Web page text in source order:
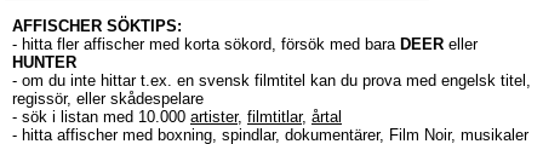
AFFISCHER SÖKTIPS:
- hitta fler affischer med korta sökord, försök med bara DEER eller
HUNTER
- om du inte hittar t.ex. en svensk filmtitel kan du prova med engelsk titel,
regissör, eller skådespelare
- sök i listan med 10.000 artister, filmtitlar, årtal
- hitta affischer med boxning, spindlar, dokumentärer, Film Noir, musikaler